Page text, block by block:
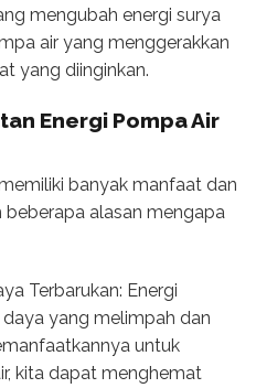
mengubah energi surya
air yang menggerakkan
yang diinginkan.
Energi Pompa Air
banyak manfaat dan
beberapa alasan mengapa
Terbarukan: Energi
yang melimpah dan
untuk
kita dapat menghemat